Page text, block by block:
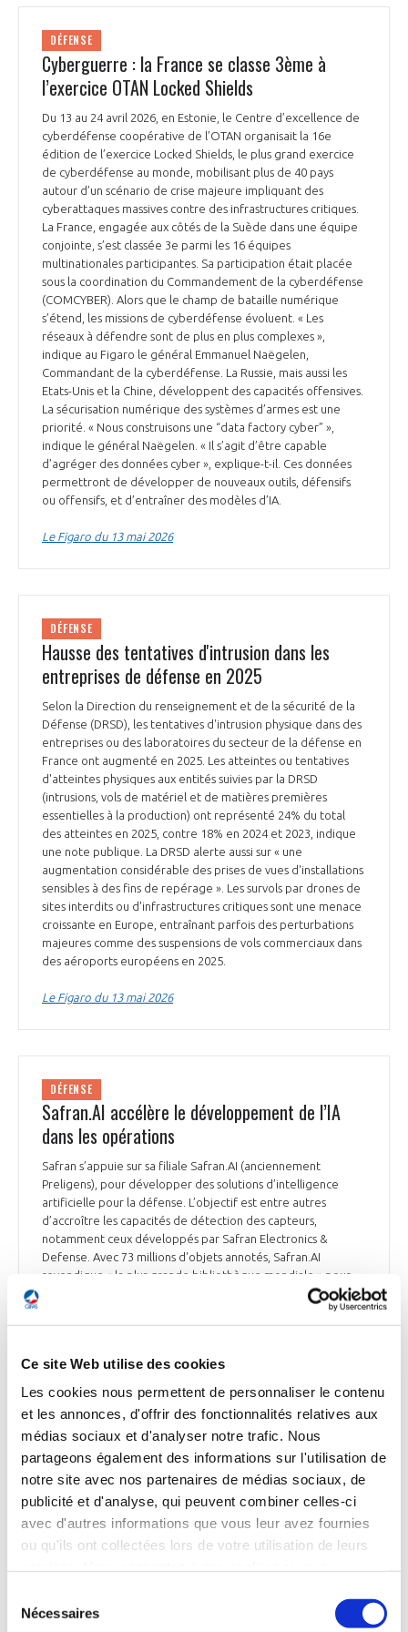
Ce site Web utilise des cookies
Les cookies nous permettent de personnaliser le contenu
et les annonces, d'offrir des fonctionnalités relatives aux
médias sociaux et d'analyser notre trafic. Nous
partageons également des informations sur l'utilisation de
notre site avec nos partenaires de médias sociaux, de
publicité et d'analyse, qui peuvent combiner celles-ci
avec d'autres informations que vous leur avez fournies
ou qu'ils ont collectées lors de votre utilisation de leurs
Nécessaires
DÉFENSE
Cyberguerre : la France se classe 3ème à
l’exercice OTAN Locked Shields
Du 13 au 24 avril 2026, en Estonie, le Centre d’excellence de
cyberdéfense coopérative de l’OTAN organisait la 16e
édition de l’exercice Locked Shields, le plus grand exercice
de cyberdéfense au monde, mobilisant plus de 40 pays
autour d’un scénario de crise majeure impliquant des
cyberattaques massives contre des infrastructures critiques.
La France, engagée aux côtés de la Suède dans une équipe
conjointe, s’est classée 3e parmi les 16 équipes
multinationales participantes. Sa participation était placée
sous la coordination du Commandement de la cyberdéfense
(COMCYBER). Alors que le champ de bataille numérique
s’étend, les missions de cyberdéfense évoluent. « Les
réseaux à défendre sont de plus en plus complexes »,
indique au Figaro le général Emmanuel Naëgelen,
Commandant de la cyberdéfense. La Russie, mais aussi les
Etats-Unis et la Chine, développent des capacités offensives.
La sécurisation numérique des systèmes d’armes est une
priorité. « Nous construisons une “data factory cyber” »,
indique le général Naëgelen. « Il s’agit d’être capable
d’agréger des données cyber », explique-t-il. Ces données
permettront de développer de nouveaux outils, défensifs
ou offensifs, et d’entraîner des modèles d’IA.
Le Figaro du 13 mai 2026
DÉFENSE
Hausse des tentatives d'intrusion dans les
entreprises de défense en 2025
Selon la Direction du renseignement et de la sécurité de la
Défense (DRSD), les tentatives d'intrusion physique dans des
entreprises ou des laboratoires du secteur de la défense en
France ont augmenté en 2025. Les atteintes ou tentatives
d'atteintes physiques aux entités suivies par la DRSD
(intrusions, vols de matériel et de matières premières
essentielles à la production) ont représenté 24% du total
des atteintes en 2025, contre 18% en 2024 et 2023, indique
une note publique. La DRSD alerte aussi sur « une
augmentation considérable des prises de vues d'installations
sensibles à des fins de repérage ». Les survols par drones de
sites interdits ou d'infrastructures critiques sont une menace
croissante en Europe, entraînant parfois des perturbations
majeures comme des suspensions de vols commerciaux dans
des aéroports européens en 2025.
Le Figaro du 13 mai 2026
DÉFENSE
Safran.AI accélère le développement de l’IA
dans les opérations
Safran s’appuie sur sa filiale Safran.AI (anciennement
Preligens), pour développer des solutions d’intelligence
artificielle pour la défense. L’objectif est entre autres
d’accroître les capacités de détection des capteurs,
notamment ceux développés par Safran Electronics &
Defense. Avec 73 millions d'objets annotés, Safran.AI
revendique « la plus grande bibliothèque mondiale » pour
entraîner l'IA, avec une capacité d'annoter « jusqu'à 10 000
objets par jour ». Les spécialistes de Safran.AI disposent de
données fournies par les autorités françaises. Safran.AI
annotateurs.
Air & Cosmos du 13 mai 2026
DÉFENSE
Le ministère des Armées va faire évoluer la
maintenance aéronautique avec des « contrats
globaux de soutien »
annoncé le 11 mai 2026, via le réseau social LinkedIn, la mise